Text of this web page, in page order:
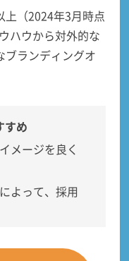
上（2024年3月時点
ハウから対外的な
ブランディングオ
すめ
メージを良く
よって、採用